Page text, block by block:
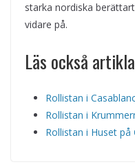
starka nordiska
vidare på.
Läs också
Rollistan i
Rollistan i
Rollistan i Huset på